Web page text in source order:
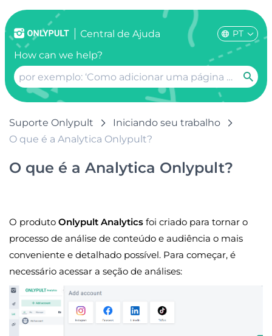
Сentral de Ajuda PT
How can we help?
Suporte Onlypult
Iniciando seu trabalho
O que é a Analytica Onlypult?
O que é a Analytica Onlypult?
O produto Onlypult Analytics foi criado para tornar o
processo de análise de conteúdo e audiência o mais
conveniente e detalhado possível. Para começar, é
necessário acessar a seção de análises: